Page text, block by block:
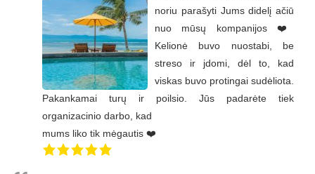
noriu parašyti Jums didelį ačiū
nuo mūsų kompanijos ❤️
Kelionė buvo nuostabi, be
streso ir jdomi, dėl to, kad
viskas buvo protingai sudėliota.
Pakankamai turų ir poilsio. Jūs padarėte tiek
organizacinio darbo, kad
mums liko tik mėgautis ❤️